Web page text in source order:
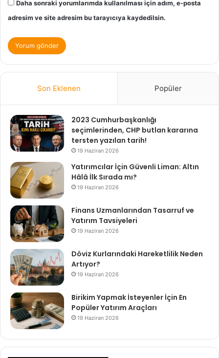
Daha sonraki yorumlarımda kullanılması için adım, e-posta
adresim ve site adresim bu tarayıcıya kaydedilsin.
Son Eklenen Popüler
2023 Cumhurbaşkanlığı
seçimlerinden, CHP butlan kararına
tersten yazılan tarih!
19 Haziran 2026
Yatırımcılar İçin Güvenli Liman: Altın
Hâlâ İlk Sırada mı?
19 Haziran 2026
Finans Uzmanlarından Tasarruf ve
Yatırım Tavsiyeleri
19 Haziran 2026
Döviz Kurlarındaki Hareketlilik Neden
Artıyor?
19 Haziran 2026
Birikim Yapmak İsteyenler İçin En
Popüler Yatırım Araçları
19 Haziran 2026